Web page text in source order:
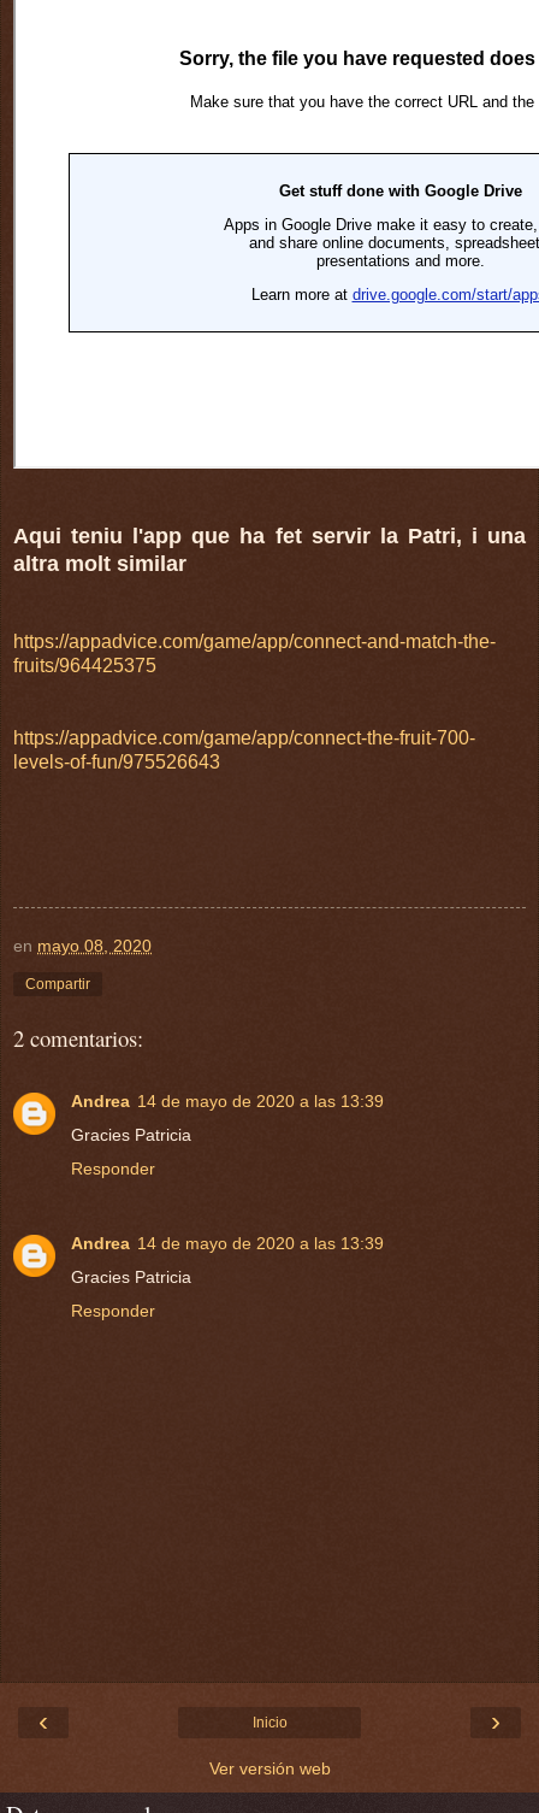
Aqui teniu l'app que ha fet servir la Patri, i una
altra molt similar
https://appadvice.com/game/app/connect-and-match-the-
fruits/964425375
https://appadvice.com/game/app/connect-the-fruit-700-
levels-of-fun/975526643
en mayo 08, 2020
Compartir
2 comentarios:
Andrea 14 de mayo de 2020 a las 13:39
Gracies Patricia
Responder
Andrea 14 de mayo de 2020 a las 13:39
Gracies Patricia
Responder
‹ ›
Inicio
Ver versión web